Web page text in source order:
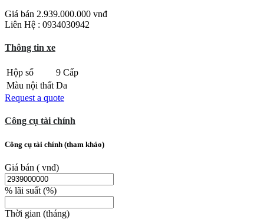
Giá bán 2.939.000.000 vnđ
Liên Hệ : 0934030942
Thông tin xe
Hộp số
9 Cấp
Màu nội thất Da
Request a quote
Công cụ tài chính
Công cụ tài chính (tham khảo)
Giá bán ( vnđ)
% lãi suất (%)
Thời gian (tháng)